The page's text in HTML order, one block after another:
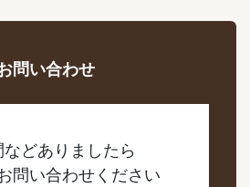
問い合わせ
などありましたら
問い合わせください